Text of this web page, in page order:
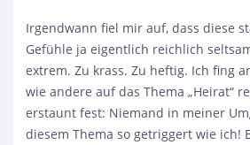
Irgendwann fiel mir auf, dass diese
Gefühle ja eigentlich reichlich
extrem. Zu krass. Zu heftig. Ich fing
wie andere auf das Thema „Heirat“
erstaunt fest: Niemand in meiner
diesem Thema so getriggert wie ich!